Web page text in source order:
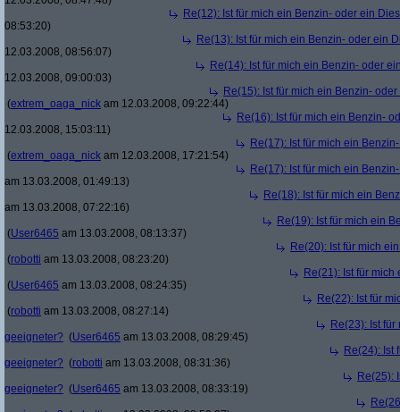
Re(12): Ist für mich ein Benzin- oder ein
08:53:20)
Re(13): Ist für mich ein Benzin- oder ein
12.03.2008, 08:56:07)
Re(14): Ist für mich ein Benzin- oder
12.03.2008, 09:00:03)
Re(15): Ist für mich ein Benzin-
(extrem_oaga_nick am 12.03.2008, 09:22:44)
Re(16): Ist für mich ein Benzin-
12.03.2008, 15:03:11)
Re(17): Ist für mich ein
(extrem_oaga_nick am 12.03.2008, 17:21:54)
Re(17): Ist für mich ein
am 13.03.2008, 01:49:13)
Re(18): Ist für mich ein
am 13.03.2008, 07:22:16)
Re(19): Ist für mich ein
(User6465 am 13.03.2008, 08:13:37)
Re(20): Ist für mich
(robotti am 13.03.2008, 08:23:20)
Re(21): Ist für
(User6465 am 13.03.2008, 08:24:35)
Re(22): Ist für
(robotti am 13.03.2008, 08:27:14)
Re(23): Ist
geeigneter? (User6465 am 13.03.2008, 08:29:45)
Re(24): Ist
geeigneter? (robotti am 13.03.2008, 08:31:36)
Re(25):
geeigneter? (User6465 am 13.03.2008, 08:33:19)